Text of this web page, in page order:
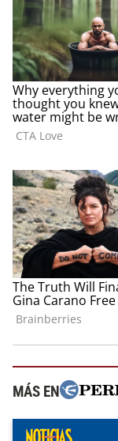
MÁS EN